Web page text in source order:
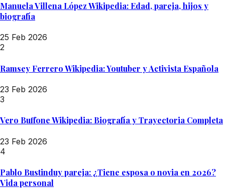
Manuela Villena López Wikipedia: Edad, pareja, hijos y
biografía
25 Feb 2026
2
Ramsey Ferrero Wikipedia: Youtuber y Activista Española
23 Feb 2026
3
Vero Buffone Wikipedia: Biografía y Trayectoria Completa
23 Feb 2026
4
Pablo Bustinduy pareja: ¿Tiene esposa o novia en 2026?
Vida personal